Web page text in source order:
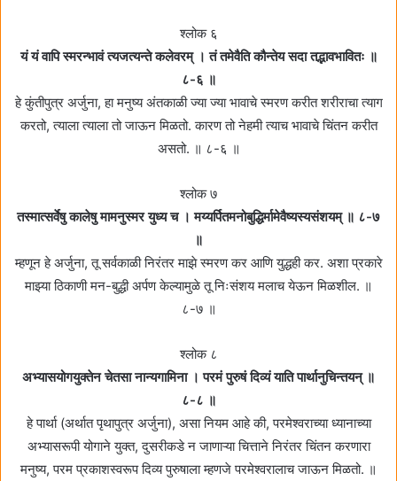
श्लोक ६
यं यं वापि स्मरन्भावं त्यजत्यन्ते कलेवरम्‌ । तं तमेवैति कौन्तेय सदा तद्भावभावितः ॥
८-६ ॥
हे कुंतीपुत्र अर्जुना, हा मनुष्य अंतकाळी ज्या ज्या भावाचे स्मरण करीत शरीराचा त्याग
करतो, त्याला त्याला तो जाऊन मिळतो. कारण तो नेहमी त्याच भावाचे चिंतन करीत
असतो. ॥ ८-६ ॥
श्लोक ७
तस्मात्सर्वेषु कालेषु मामनुस्मर युध्य च । मय्यर्पितमनोबुद्धिर्मामेवैष्यस्यसंशयम्‌ ॥ ८-७
॥
म्हणून हे अर्जुना, तू सर्वकाळी निरंतर माझे स्मरण कर आणि युद्धही कर. अशा प्रकारे
माझ्या ठिकाणी मन-बुद्धी अर्पण केल्यामुळे तू निःसंशय मलाच येऊन मिळशील. ॥
८-७ ॥
श्लोक ८
अभ्यासयोगयुक्तेन चेतसा नान्यगामिना । परमं पुरुषं दिव्यं याति पार्थानुचिन्तयन्‌ ॥
८-८ ॥
हे पार्था (अर्थात पृथापुत्र अर्जुना), असा नियम आहे की, परमेश्वराच्या ध्यानाच्या
अभ्यासरूपी योगाने युक्त, दुसरीकडे न जाणाऱ्या चित्ताने निरंतर चिंतन करणारा
मनुष्य, परम प्रकाशस्वरूप दिव्य पुरुषाला म्हणजे परमेश्वरालाच जाऊन मिळतो. ॥